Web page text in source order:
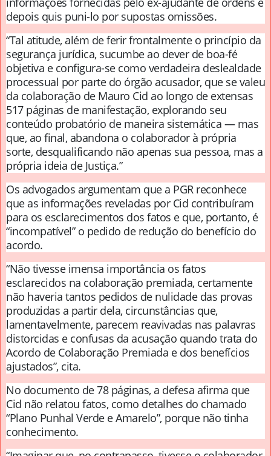
depois quis puni-lo por supostas omissões.
“Tal atitude, além de ferir frontalmente o princípio da
segurança jurídica, sucumbe ao dever de boa-fé
objetiva e configura-se como verdadeira deslealdade
processual por parte do órgão acusador, que se valeu
da colaboração de Mauro Cid ao longo de extensas
517 páginas de manifestação, explorando seu
conteúdo probatório de maneira sistemática — mas
que, ao final, abandona o colaborador à própria
sorte, desqualificando não apenas sua pessoa, mas a
própria ideia de Justiça.”
Os advogados argumentam que a PGR reconhece
que as informações reveladas por Cid contribuíram
para os esclarecimentos dos fatos e que, portanto, é
“incompatível” o pedido de redução do benefício do
acordo.
“Não tivesse imensa importância os fatos
esclarecidos na colaboração premiada, certamente
não haveria tantos pedidos de nulidade das provas
produzidas a partir dela, circunstâncias que,
lamentavelmente, parecem reavivadas nas palavras
distorcidas e confusas da acusação quando trata do
Acordo de Colaboração Premiada e dos benefícios
ajustados”, cita.
No documento de 78 páginas, a defesa afirma que
Cid não relatou fatos, como detalhes do chamado
“Plano Punhal Verde e Amarelo”, porque não tinha
conhecimento.